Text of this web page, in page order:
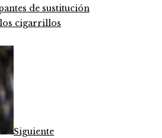
de sustitución
cigarrillos
Siguiente